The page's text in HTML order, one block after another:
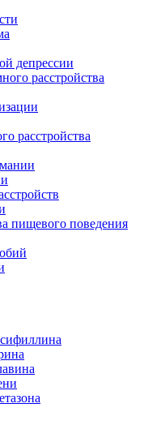
депрессии
расстройства
расстройства
пищевого поведения